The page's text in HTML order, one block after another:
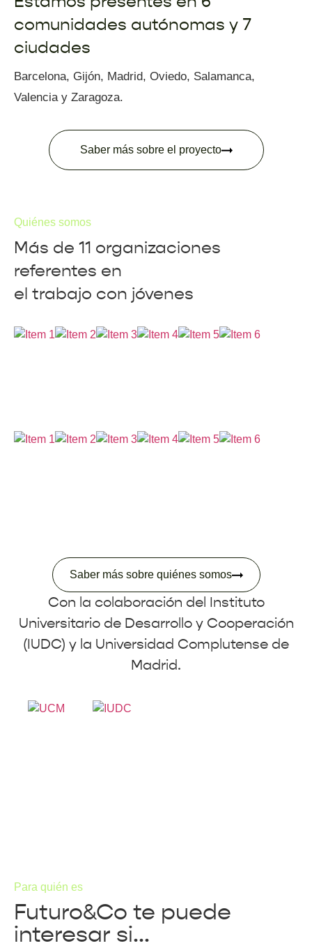
comunidades autónomas y 7
ciudades
Barcelona, Gijón, Madrid, Oviedo, Salamanca,
Valencia y Zaragoza.
Saber más sobre el proyecto
Quiénes somos
Más de 11 organizaciones
referentes en
el trabajo con jóvenes
Saber más sobre quiénes somos
Con la colaboración del Instituto
Universitario de Desarrollo y Cooperación
(IUDC) y la Universidad Complutense de
Madrid.
Para quién es
Futuro&Co te puede
interesar si...